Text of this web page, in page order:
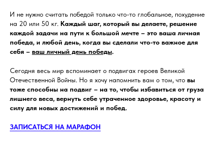
И не нужно считать победой только что-то глобальное, похудение
на 20 или 50 кг. Каждый шаг, который вы делаете, решение
каждой задачи на пути к большой мечте – это ваша личная
победа, и любой день, когда вы сделали что-то важное для
себя – ваш личный день победы.
Сегодня весь мир вспоминает о подвигах героев Великой
Отечественной Войны. Но я хочу напомнить вам о том, что вы
тоже способны на подвиг – на то, чтобы избавиться от груза
лишнего веса, вернуть себе утраченное здоровье, красоту и
силу для новых достижений и побед.
ЗАПИСАТЬСЯ НА МАРАФОН